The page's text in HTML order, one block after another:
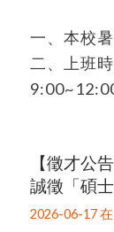
一、本校
二、上班
【徵才公
誠徵「碩
2026-06-17 在